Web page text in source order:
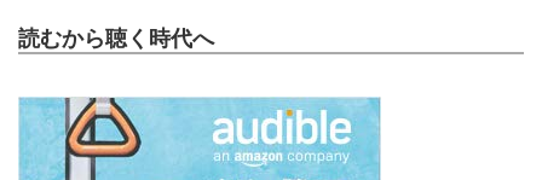
読むから聴く時代へ